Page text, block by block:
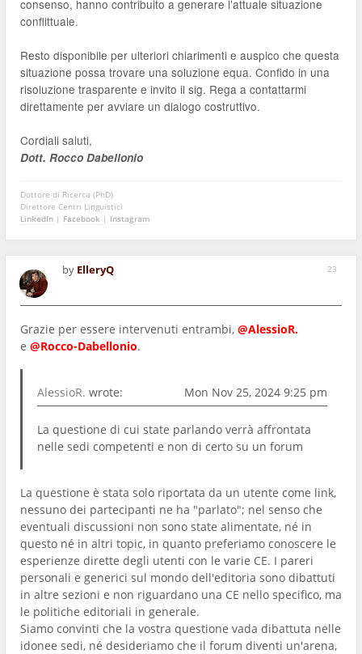
consenso, hanno contribuito a generare l’attuale situazione
conflittuale.
Resto disponibile per ulteriori chiarimenti e auspico che questa
situazione possa trovare una soluzione equa. Confido in una
risoluzione trasparente e invito il sig. Rega a contattarmi
direttamente per avviare un dialogo costruttivo.
Cordiali saluti,
Dott. Rocco Dabellonio
Dottore di Ricerca (PhD)
Direttore Centri Linguistici
LinkedIn | Facebook | Instagram
23
by ElleryQ
Grazie per essere intervenuti entrambi, @AlessioR.
e @Rocco-Dabellonio.
AlessioR. wrote: Mon Nov 25, 2024 9:25 pm
La questione di cui state parlando verrà affrontata
nelle sedi competenti e non di certo su un forum
La questione è stata solo riportata da un utente come link,
nessuno dei partecipanti ne ha "parlato"; nel senso che
eventuali discussioni non sono state alimentate, né in
questo né in altri topic, in quanto preferiamo conoscere le
esperienze dirette degli utenti con le varie CE. I pareri
personali e generici sul mondo dell'editoria sono dibattuti
in altre sezioni e non riguardano una CE nello specifico, ma
le politiche editoriali in generale.
Siamo convinti che la vostra questione vada dibattuta nelle
idonee sedi, né desideriamo che il forum diventi un'arena,